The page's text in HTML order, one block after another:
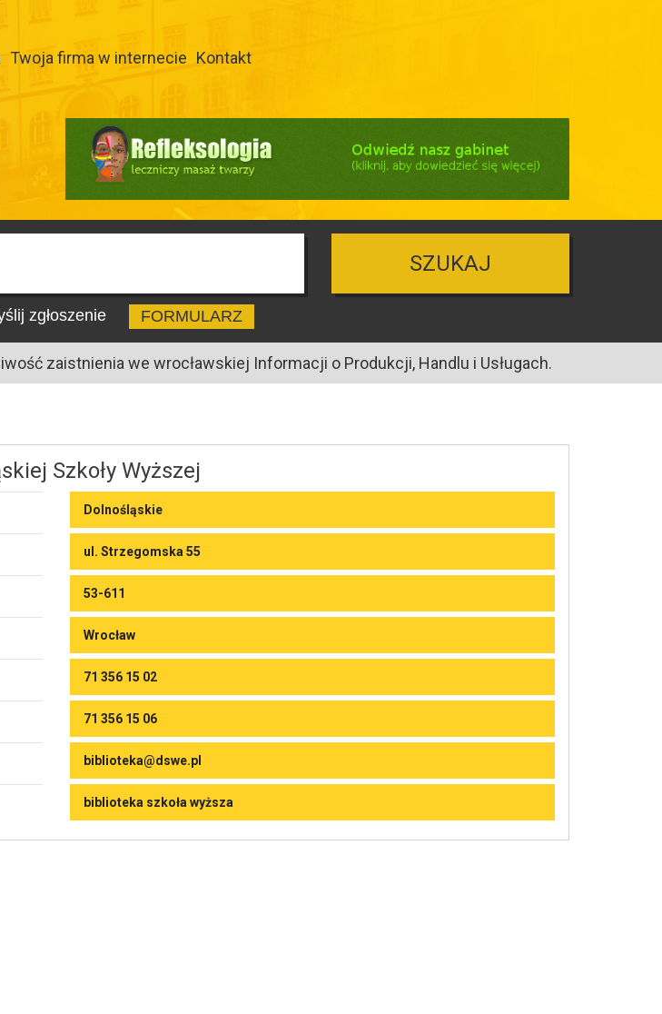
Twoja firma w internecie Kontakt
SZUKAJ
zgłoszenie FORMULARZ
zaistnienia we wrocławskiej Informacji o Produkcji, Handlu i Usługach.
Szkoły Wyższej
Dolnośląskie
ul. Strzegomska 55
53-611
Wrocław
71 356 15 02
71 356 15 06
biblioteka@dswe.pl
biblioteka szkoła wyższa